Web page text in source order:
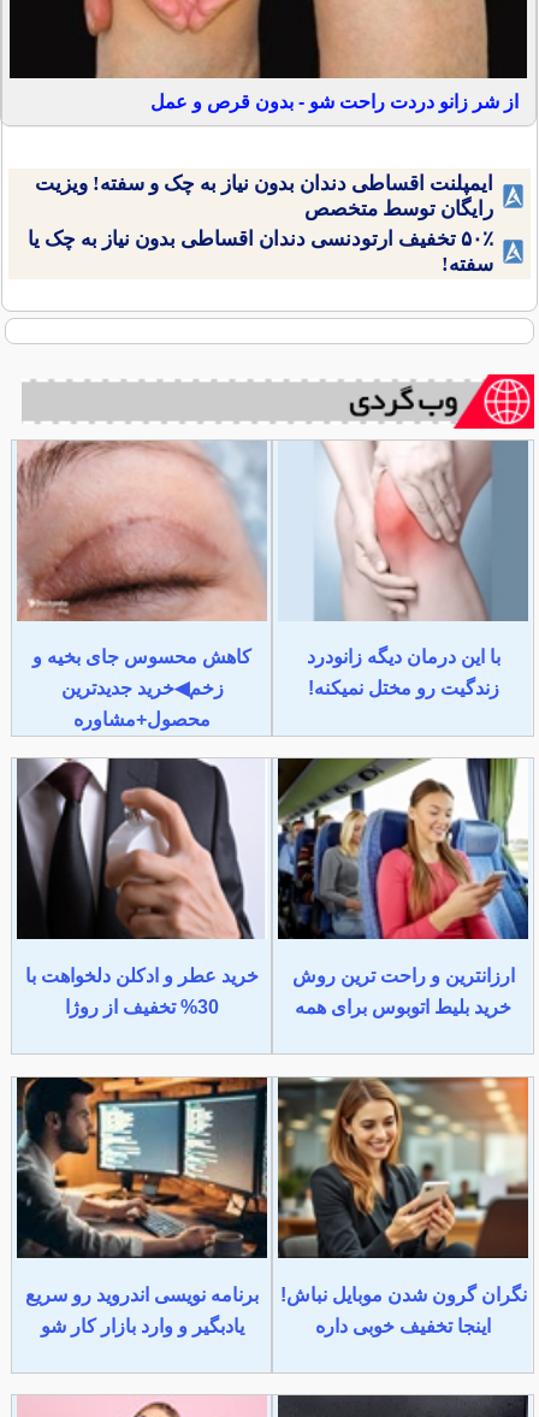
از شر زانو دردت راحت شو - بدون قرص و عمل
ایمپلنت اقساطی دندان بدون نیاز به چک و سفته! ویزیت
رایگان توسط متخصص
۵۰٪ تخفیف ارتودنسی دندان اقساطی بدون نیاز به چک یا
سفته!
با این درمان دیگه زانودرد
زندگیت رو مختل نمیکنه!
کاهش محسوس جای بخیه و
زخم◀خرید جدیدترین
محصول+مشاوره
ارزانترین و راحت ترین روش
خرید بلیط اتوبوس برای همه
خرید عطر و ادکلن دلخواهت با
30% تخفیف از روژا
نگران گرون شدن موبایل نباش!
اینجا تخفیف خوبی داره
برنامه نویسی اندروید رو سریع
یادبگیر و وارد بازار کار شو